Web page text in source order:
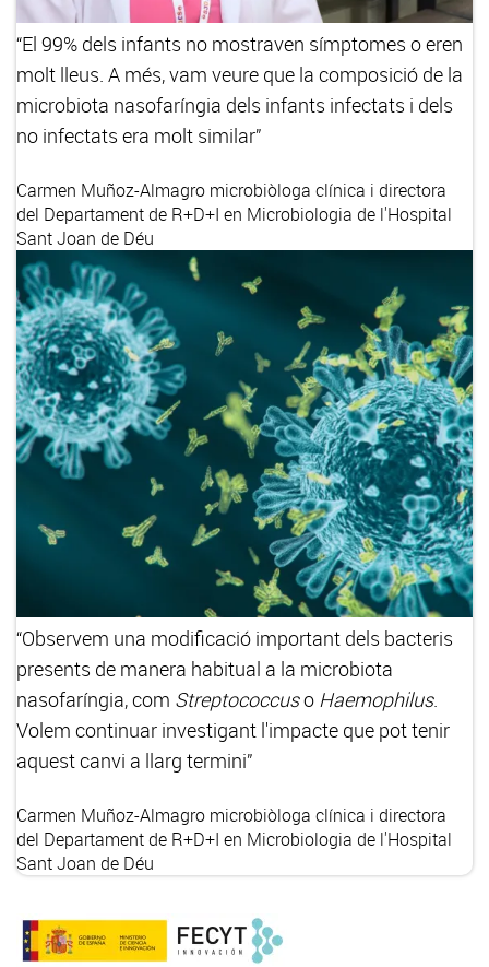
“El 99% dels infants no mostraven símptomes o eren
molt lleus. A més, vam veure que la composició de la
microbiota nasofaríngia dels infants infectats i dels
no infectats era molt similar”
Carmen Muñoz-Almagro microbiòloga clínica i directora
del Departament de R+D+I en Microbiologia de l'Hospital
Sant Joan de Déu
“Observem una modificació important dels bacteris
presents de manera habitual a la microbiota
nasofaríngia, com Streptococcuso Haemophilus.
Volem continuar investigant l'impacte que pot tenir
aquest canvi a llarg termini”
Carmen Muñoz-Almagro microbiòloga clínica i directora
del Departament de R+D+I en Microbiologia de l'Hospital
Sant Joan de Déu